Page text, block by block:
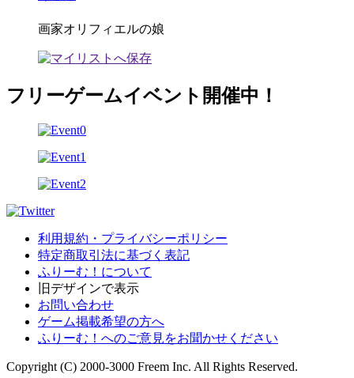
画家オリフィエルの娘
フリーゲームイベント開催中！
利用規約・プライバシーポリシー
特定商取引法に基づく表記
ふりーむ！について
旧デザインで表示
お問い合わせ
ゲーム掲載希望の方へ
ふりーむ！へのご意見をお聞かせください
Copyright (C) 2000-3000 Freem Inc. All Rights Reserved.